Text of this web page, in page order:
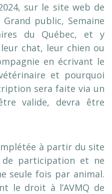
sur le site web de
Grand public, Semaine
du Québec, et y
chat, leur chien ou
en écrivant le
et pourquoi
sera faite via un
valide, devra être
à partir du site
participation et ne
seule fois par animal.
le droit à l’AVMQ de